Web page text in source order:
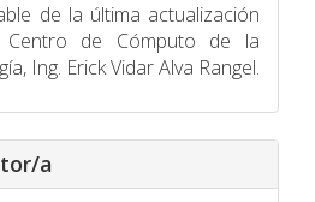
de la última actualización
de Cómputo de la
Ing. Erick Vidar Alva Rangel.
a